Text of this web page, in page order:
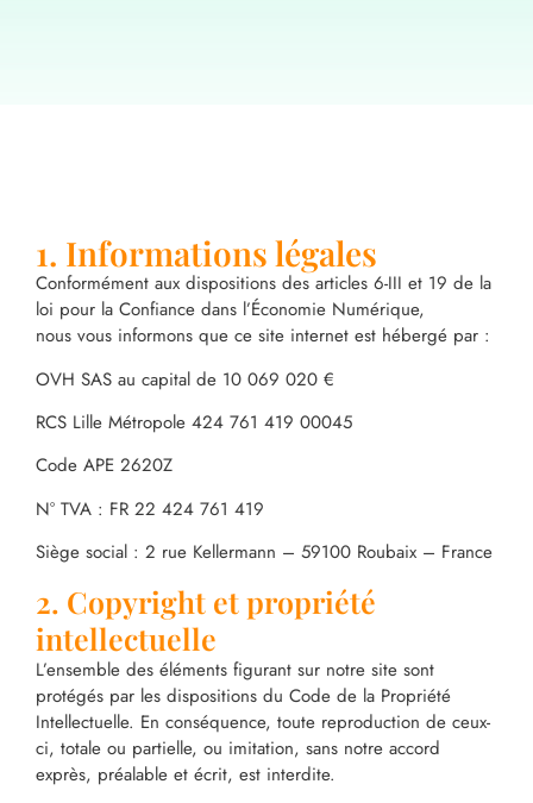
1. Informations légales
Conformément aux dispositions des articles 6-III et 19 de la
loi pour la Confiance dans l’Économie Numérique,
nous vous informons que ce site internet est hébergé par :
OVH SAS au capital de 10 069 020 €
RCS Lille Métropole 424 761 419 00045
Code APE 2620Z
N° TVA : FR 22 424 761 419
Siège social : 2 rue Kellermann – 59100 Roubaix – France
2. Copyright et propriété
intellectuelle
L’ensemble des éléments figurant sur notre site sont
protégés par les dispositions du Code de la Propriété
Intellectuelle. En conséquence, toute reproduction de ceux-
ci, totale ou partielle, ou imitation, sans notre accord
exprès, préalable et écrit, est interdite.